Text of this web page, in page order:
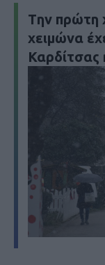
Tην πρώτη
χειμώνα
Καρδίτσας